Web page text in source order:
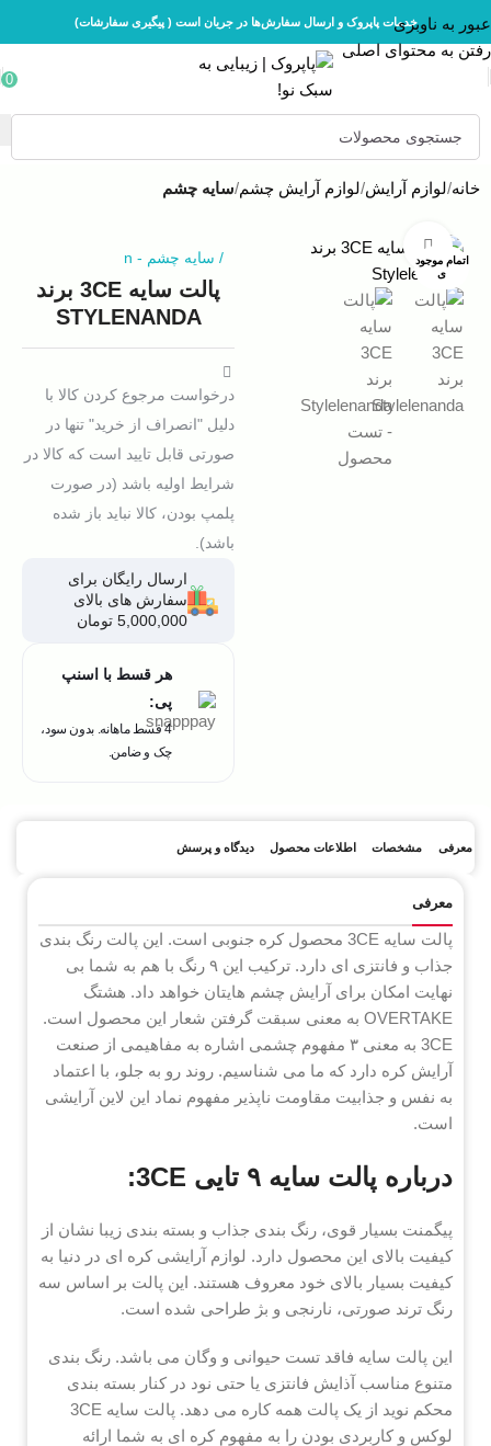
عبور به ناوبری
رفتن به محتوای اصلی
خدمات پاپروک و ارسال سفارش‌ها در جریان است ( پیگیری سفارشات)
0
خانه لوازم آرایش لوازم آرایش چشم سایه چشم
اتمام موجود
ی
بزرگنمایی تصویر
/ سایه چشم -
n
پالت سایه 3CE برند
STYLENANDA
درخواست مرجوع کردن کالا با
دلیل "انصراف از خرید" تنها در
صورتی قابل تایید است که کالا در
شرایط اولیه باشد (در صورت
پلمپ بودن، کالا نباید باز شده
باشد).
ارسال رایگان برای
سفارش های بالای
5,000,000 تومان
هر قسط با اسنپ
پی:
4 قسط ماهانه. بدون سود،
چک و ضامن.
معرفی مشخصات اطلاعات محصول دیدگاه و پرسش
معرفی
پالت سایه 3CE محصول کره جنوبی است. این پالت رنگ بندی
جذاب و فانتزی ای دارد. ترکیب این ۹ رنگ با هم به شما بی
نهایت امکان برای آرایش چشم هایتان خواهد داد. هشتگ
OVERTAKE به معنی سبقت گرفتن شعار این محصول است.
3CE به معنی ۳ مفهوم چشمی اشاره به مفاهیمی از صنعت
آرایش کره دارد که ما می شناسیم. روند رو به جلو، با اعتماد
به نفس و جذابیت مقاومت ناپذیر مفهوم نماد این لاین آرایشی
است.
درباره پالت سایه ۹ تایی 3CE:
پیگمنت بسیار قوی، رنگ بندی جذاب و بسته بندی زیبا نشان از
کیفیت بالای این محصول دارد. لوازم آرایشی کره ای در دنیا به
کیفیت بسیار بالای خود معروف هستند. این پالت بر اساس سه
رنگ ترند صورتی، نارنجی و بژ طراحی شده است.
این پالت سایه فاقد تست حیوانی و وگان می باشد. رنگ بندی
متنوع مناسب آذایش فانتزی یا حتی نود در کنار بسته بندی
محکم نوید از یک پالت همه کاره می دهد. پالت سایه 3CE
لوکس و کاربردی بودن را به مفهوم کره ای به شما ارائه